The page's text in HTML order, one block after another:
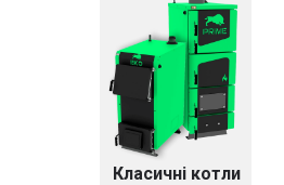
Класичні котли